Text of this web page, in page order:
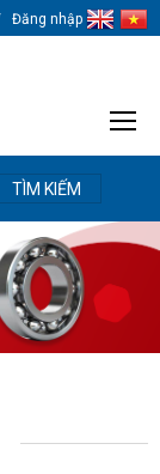
Đăng nhập